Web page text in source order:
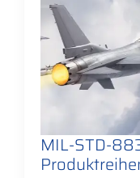
MIL-STD-